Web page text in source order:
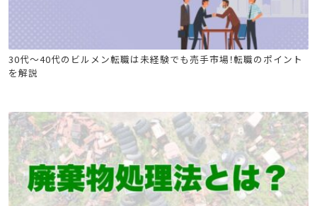
ビル管 電気工事士 危険物
30代〜40代のビルメン転職は未経験でも売手市場！転職のポイント
を解説